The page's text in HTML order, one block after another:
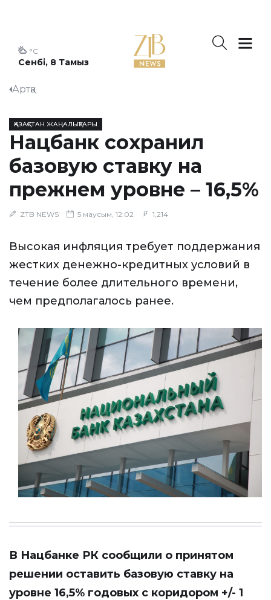
Сенбі, 8 Тамыз
°C
Артқа
ҚАЗАҚСТАН ЖАҢАЛЫҚТАРЫ
Нацбанк сохранил
базовую ставку на
прежнем уровне – 16,5%
ZTB NEWS 5 маусым, 12:02 1,214
Высокая инфляция требует поддержания
жестких денежно-кредитных условий в
течение более длительного времени,
чем предполагалось ранее.
В Нацбанке РК сообщили о принятом
решении оставить базовую ставку на
уровне 16,5% годовых с коридором +/- 1